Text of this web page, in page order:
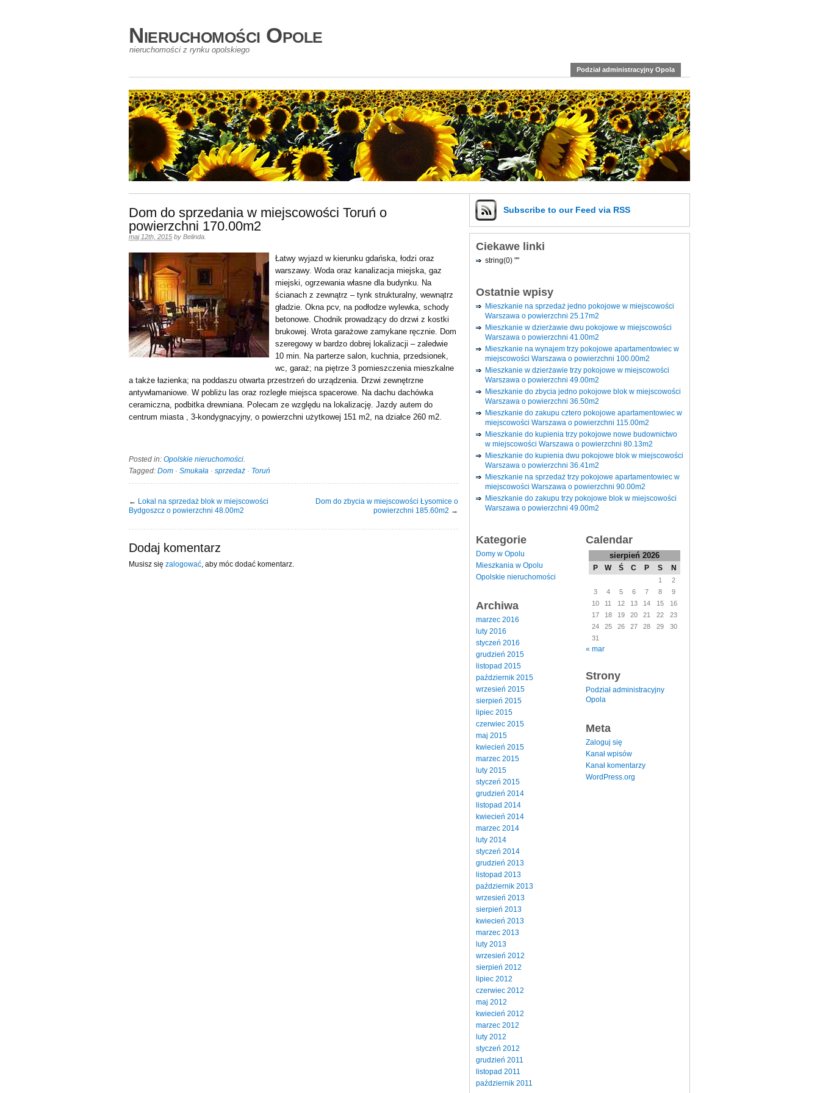
Nieruchomości Opole
nieruchomości z rynku opolskiego
Podział administracyjny Opola
Dom do sprzedania w miejscowości Toruń o
powierzchni 170.00m2
maj 12th, 2015 by Belinda
Łatwy wyjazd w kierunku gdańska, łodzi oraz
warszawy. Woda oraz kanalizacja miejska, gaz
miejski, ogrzewania własne dla budynku. Na
ścianach z zewnątrz – tynk strukturalny, wewnątrz
gładzie. Okna pcv, na podłodze wylewka, schody
betonowe. Chodnik prowadzący do drzwi z kostki
brukowej. Wrota garażowe zamykane ręcznie. Dom
szeregowy w bardzo dobrej lokalizacji – zaledwie
10 min. Na parterze salon, kuchnia, przedsionek,
wc, garaż; na piętrze 3 pomieszczenia mieszkalne
a także łazienka; na poddaszu otwarta przestrzeń do urządzenia. Drzwi zewnętrzne
antywłamaniowe. W pobliżu las oraz rozległe miejsca spacerowe. Na dachu dachówka
ceramiczna, podbitka drewniana. Polecam ze względu na lokalizację. Jazdy autem do
centrum miasta , 3-kondygnacyjny, o powierzchni użytkowej 151 m2, na działce 260 m2.
Posted in: Opolskie nieruchomości.
Tagged: Dom · Smukała · sprzedaż · Toruń
← Lokal na sprzedaż blok w miejscowości
Bydgoszcz o powierzchni 48.00m2
Dom do zbycia w miejscowości Łysomice o
powierzchni 185.60m2 →
Dodaj komentarz
Musisz się zalogować , aby móc dodać komentarz.
Subscribe to our Feed via RSS
Ciekawe linki
string(0) ""
Ostatnie wpisy
Mieszkanie na sprzedaż jedno pokojowe w miejscowości
Warszawa o powierzchni 25.17m2
Mieszkanie w dzierżawie dwu pokojowe w miejscowości
Warszawa o powierzchni 41.00m2
Mieszkanie na wynajem trzy pokojowe apartamentowiec w
miejscowości Warszawa o powierzchni 100.00m2
Mieszkanie w dzierżawie trzy pokojowe w miejscowości
Warszawa o powierzchni 49.00m2
Mieszkanie do zbycia jedno pokojowe blok w miejscowości
Warszawa o powierzchni 36.50m2
Mieszkanie do zakupu cztero pokojowe apartamentowiec w
miejscowości Warszawa o powierzchni 115.00m2
Mieszkanie do kupienia trzy pokojowe nowe budownictwo
w miejscowości Warszawa o powierzchni 80.13m2
Mieszkanie do kupienia dwu pokojowe blok w miejscowości
Warszawa o powierzchni 36.41m2
Mieszkanie na sprzedaż trzy pokojowe apartamentowiec w
miejscowości Warszawa o powierzchni 90.00m2
Mieszkanie do zakupu trzy pokojowe blok w miejscowości
Warszawa o powierzchni 49.00m2
Kategorie
Domy w Opolu
Mieszkania w Opolu
Opolskie nieruchomości
Archiwa
marzec 2016
luty 2016
styczeń 2016
grudzień 2015
listopad 2015
październik 2015
wrzesień 2015
sierpień 2015
lipiec 2015
czerwiec 2015
maj 2015
kwiecień 2015
marzec 2015
luty 2015
styczeń 2015
grudzień 2014
listopad 2014
kwiecień 2014
marzec 2014
luty 2014
styczeń 2014
grudzień 2013
listopad 2013
październik 2013
wrzesień 2013
sierpień 2013
kwiecień 2013
marzec 2013
luty 2013
wrzesień 2012
sierpień 2012
lipiec 2012
czerwiec 2012
maj 2012
kwiecień 2012
marzec 2012
luty 2012
styczeń 2012
grudzień 2011
listopad 2011
październik 2011
Calendar
sierpień 2026
P W Ś C P S N
1
2
3
4 5 6 7 8
9
10
11 12 13 14 15
16
17
18 19 20 21 22
23
24
25 26 27 28 29
30
31
« mar
Strony
Podział administracyjny
Opola
Meta
Zaloguj się
Kanał wpisów
Kanał komentarzy
WordPress.org